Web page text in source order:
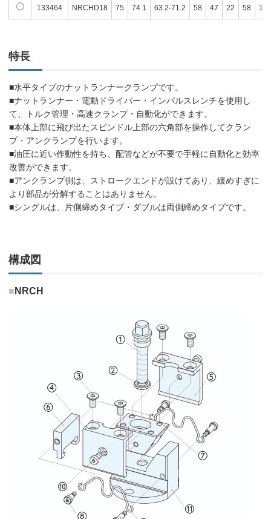
133464 NRCHD18 75 74.1 63.2-71.2 58 47 22 58 11
特長
■水平タイプのナットランナークランプです。
■ナットランナー・電動ドライバー・インパルスレンチを使用し
て、トルク管理・高速クランプ・自動化ができます。
■本体上部に飛び出たスピンドル上部の六角部を操作してクラン
プ・アンクランプを行います。
■油圧に近い作動性を持ち、配管などが不要で手軽に自動化と効率
改善ができます。
■アンクランプ側は、ストロークエンドが設けてあり、緩めすぎに
より部品が分解することはありません。
■シングルは、片側締めタイプ・ダブルは両側締めタイプです。
構成図
■NRCH